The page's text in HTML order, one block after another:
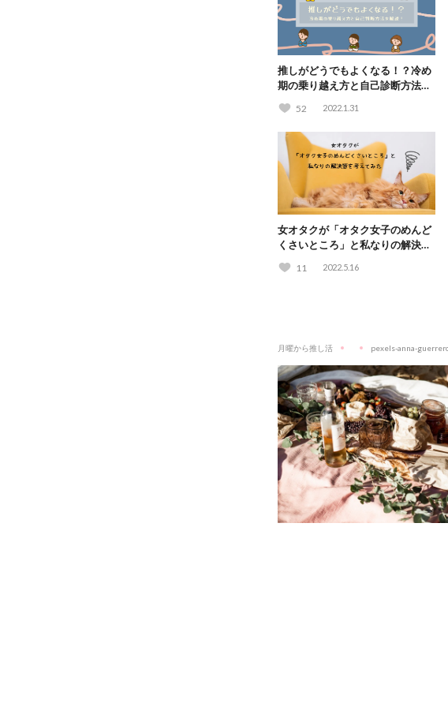
推しがどうでもよくなる！？冷め
期の乗り越え方と自己診断方法を
52 2022.1.31
女オタクが「オタク女子のめんど
くさいところ」と私なりの解決策
11 2022.5.16
月曜から推し活 pexels-anna-